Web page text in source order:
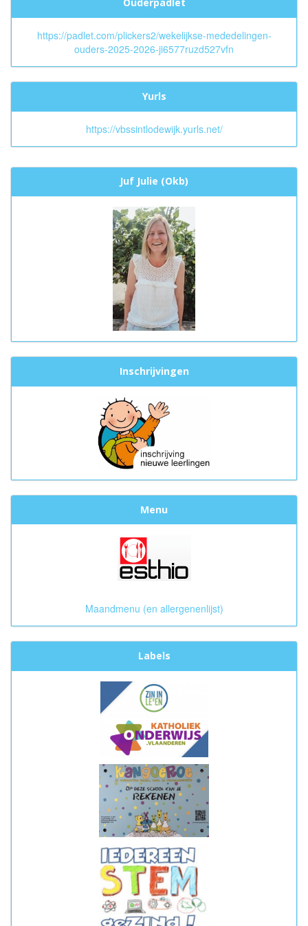
https://padlet.com/plickers2/wekelijkse-mededelingen-
ouders-2025-2026-ji6577ruzd527vfn
Yurls
https://vbssintlodewijk.yurls.net/
Juf Julie (Okb)
Inschrijvingen
Menu
Maandmenu (en allergenenlijst)
Labels